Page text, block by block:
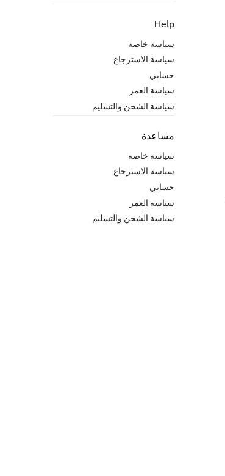
Help
سياسة خاصة
سياسة الاسترجاع
حسابي
سياسة العمر
سياسة الشحن والتسليم
مساعدة
سياسة خاصة
سياسة الاسترجاع
حسابي
سياسة العمر
سياسة الشحن والتسليم